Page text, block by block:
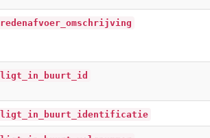
redenafvoer_omschrijving
ligt_in_buurt_id
ligt_in_buurt_identificatie